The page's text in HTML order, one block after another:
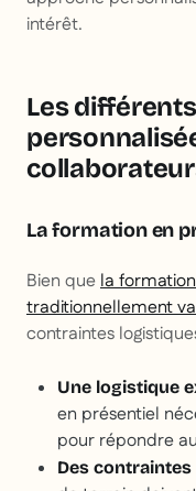
intérêt.
Les
La formation en
Bien quela
traditionnellement
contraintes
Une logistique
en présentiel
pour répondre
Des